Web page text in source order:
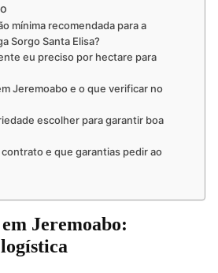
mínima recomendada para a
Sorgo Santa Elisa?
eu preciso por hectare para
Jeremoabo e o que verificar no
escolher para garantir boa
e que garantias pedir ao
Jeremoabo: